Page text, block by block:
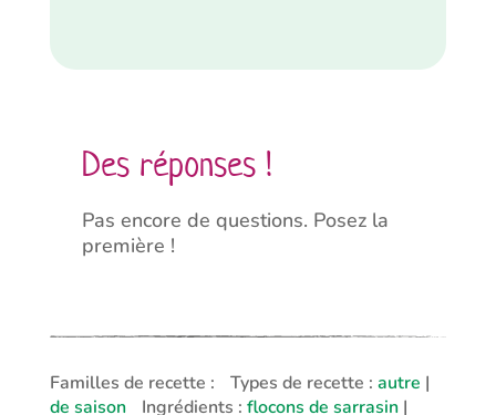
Des réponses !
Pas encore de questions. Posez la
première !
Familles de recette : Types de recette : autre |
de saison
Ingrédients : flocons de sarrasin|